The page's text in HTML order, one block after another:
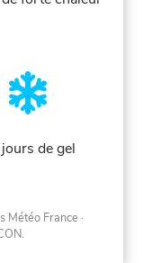
de gel
Météo France ·